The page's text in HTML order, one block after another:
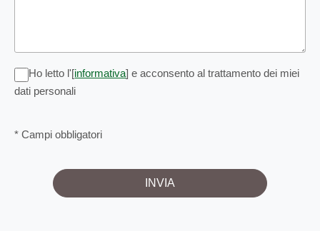
Ho letto l'[informativa] e acconsento al trattamento dei miei
dati personali
* Campi obbligatori